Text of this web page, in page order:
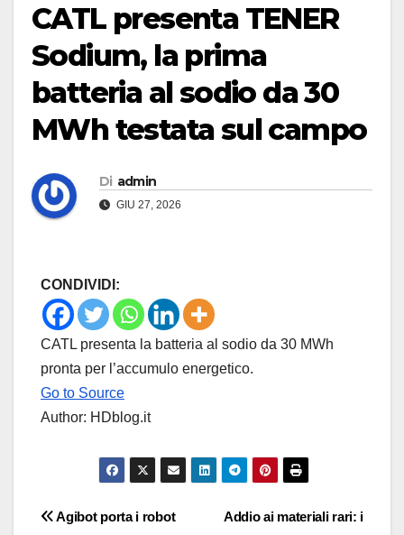
CATL presenta TENER
Sodium, la prima
batteria al sodio da 30
MWh testata sul campo
Di admin
GIU 27, 2026
CONDIVIDI:
CATL presenta la batteria al sodio da 30 MWh
pronta per l’accumulo energetico.
Go to Source
Author: HDblog.it
Navigazione
Addio ai materiali rari: i
Agibot porta i robot